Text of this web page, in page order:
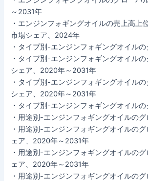
～2031年
・エンジンフォギングオイルの売上高上
市場シェア、2024年
・タイプ別-エンジンフォギングオイル
・タイプ別-エンジンフォギングオイル
シェア、2020年～2031年
・タイプ別-エンジンフォギングオイル
シェア、2020年～2031年
・タイプ別-エンジンフォギングオイル
・用途別-エンジンフォギングオイルの
・用途別-エンジンフォギングオイルの
ェア、2020年～2031年
・用途別-エンジンフォギングオイルの
ェア、2020年～2031年
・用途別-エンジンフォギングオイルの